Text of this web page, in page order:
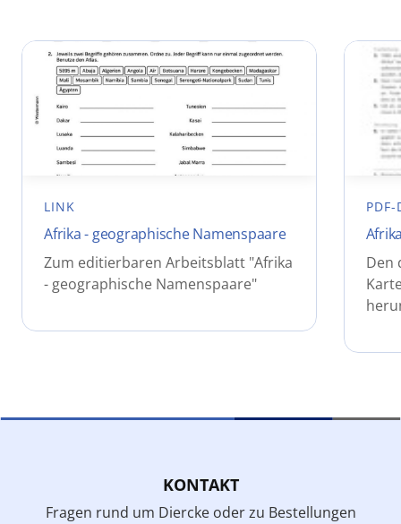
LINK
Afrika - geographische Namenspaare
Zum editierbaren Arbeitsblatt "Afrika
- geographische Namenspaare"
PDF-
Den
KONTAKT
Fragen rund um Diercke oder zu Bestellungen